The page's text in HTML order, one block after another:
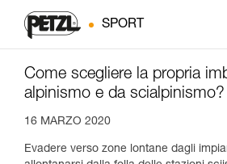
SPORT
Come scegliere la propria
alpinismo e da scialpinismo?
16 MARZO 2020
Evadere verso zone lontane dagli